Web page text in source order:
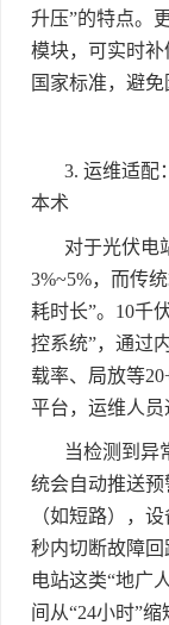
升压”的特点。
模块，可实时
国家标准，避
3. 运维适配
本术
对于光伏电
3%~5%，而传
耗时长”。 10千
控系统”，通过
载率、局放等
平台，运维人员
当检测到异
统会自动推送
（如短路），
秒内切断故障
电站这类“地广
间从“24小时”缩